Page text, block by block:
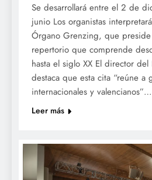
Se desarrollará entre el 2 de
junio Los organistas
Órgano Grenzing, que
repertorio que comprende
hasta el siglo XX El director del
destaca que esta cita “reúne a
internacionales y valencianos”…
Leer más